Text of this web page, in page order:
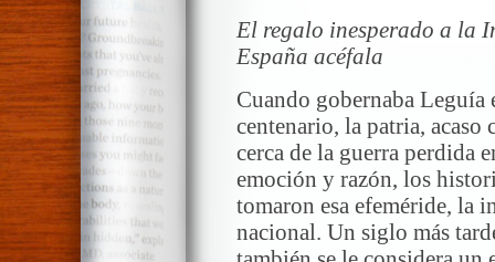
El regalo inesperado a la
España acéfala
Cuando gobernaba Leguía
centenario, la patria, acaso
cerca de la guerra perdida
emoción y razón, los
tomaron esa efeméride, la
nacional. Un siglo más